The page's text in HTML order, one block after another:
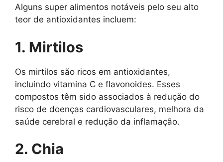
Alguns super alimentos notáveis pelo seu alto
teor de antioxidantes incluem:
1. Mirtilos
Os mirtilos são ricos em antioxidantes,
incluindo vitamina C e flavonoides. Esses
compostos têm sido associados à redução do
risco de doenças cardiovasculares, melhora da
saúde cerebral e redução da inflamação.
2. Chia